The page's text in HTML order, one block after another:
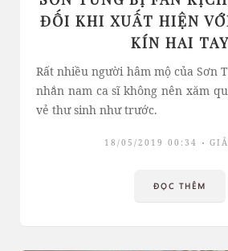
ĐỐI KHI XUẤT HIỆN
KÍN HAI TAY
Rất nhiều người hâm mộ của Sơn
nhắn nam ca sĩ không nên xăm
vẻ thư sinh như trước.
18/05/2019 00:34
ĐỌC THÊM